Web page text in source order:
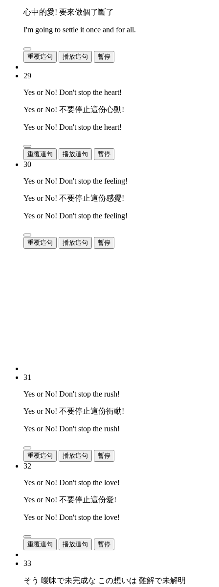
心中的愛! 要來做個了斷了
I'm going to settle it once and for all.
重覆這句 播放這句 暫停
29
Yes or No! Don't stop the heart!
Yes or No! 不要停止這份心動!
Yes or No! Don't stop the heart!
重覆這句 播放這句 暫停
30
Yes or No! Don't stop the feeling!
Yes or No! 不要停止這份感覺!
Yes or No! Don't stop the feeling!
重覆這句 播放這句 暫停
31
Yes or No! Don't stop the rush!
Yes or No! 不要停止這份衝動!
Yes or No! Don't stop the rush!
重覆這句 播放這句 暫停
32
Yes or No! Don't stop the love!
Yes or No! 不要停止這份愛!
Yes or No! Don't stop the love!
重覆這句 播放這句 暫停
33
そう 曖昧で未完成な この想いは 難解で未解明